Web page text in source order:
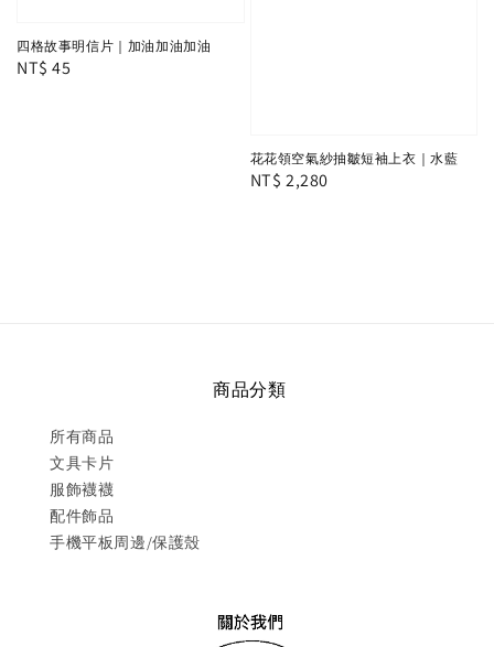
四格故事明信片｜加油加油加油
Regular
NT$ 45
花花領空氣紗抽皺短袖上衣｜水藍
Regular
NT$ 2,280
商品分類
所有商品
文具卡片
服飾襪襪
配件飾品
手機平板周邊/保護殼